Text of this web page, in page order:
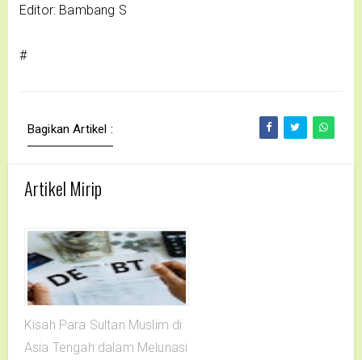
Editor: Bambang S
#
Bagikan Artikel :
Artikel Mirip
Kisah Para Sultan Muslim di
Asia Tengah dalam Melunasi